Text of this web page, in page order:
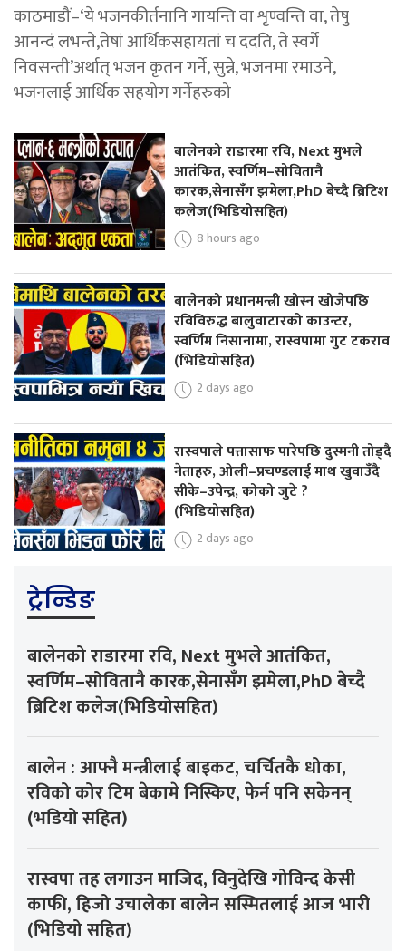
काठमाडौं–‘ये भजनकीर्तनानि गायन्ति वा शृण्वन्ति वा, तेषु
आनन्दं लभन्ते,तेषां आर्थिकसहायतां च ददति, ते स्वर्गे
निवसन्ती’अर्थात् भजन कृतन गर्ने, सुन्ने, भजनमा रमाउने,
भजनलाई आर्थिक सहयोग गर्नेहरुको
बालेनको राडारमा रवि, Next मुभले
आतंकित, स्वर्णिम–सोवितानै
कारक,सेनासँग झमेला,PhD बेच्दै ब्रिटिश
कलेज(भिडियोसहित)
8 hours ago
बालेनको प्रधानमन्त्री खोस्न खोजेपछि
रविविरुद्ध बालुवाटारको काउन्टर,
स्वर्णिम निसानामा, रास्वपामा गुट टकराव
(भिडियोसहित)
2 days ago
रास्वपाले पत्तासाफ पारेपछि दुस्मनी तोड्दै
नेताहरु, ओली–प्रचण्डलाई माथ खुवाउँदै
सीके–उपेन्द्र, कोको जुटे ?
(भिडियोसहित)
2 days ago
ट्रेन्डिङ
बालेनको राडारमा रवि, Next मुभले आतंकित,
स्वर्णिम–सोवितानै कारक,सेनासँग झमेला,PhD बेच्दै
ब्रिटिश कलेज(भिडियोसहित)
बालेन : आफ्नै मन्त्रीलाई बाइकट, चर्चितकै धोका,
रविको कोर टिम बेकामे निस्किए, फेर्न पनि सकेनन्
(भडियो सहित)
रास्वपा तह लगाउन माजिद, विनुदेखि गोविन्द केसी
काफी, हिजो उचालेका बालेन सस्मितलाई आज भारी
(भिडियो सहित)